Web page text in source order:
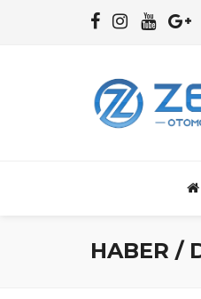
HABER /